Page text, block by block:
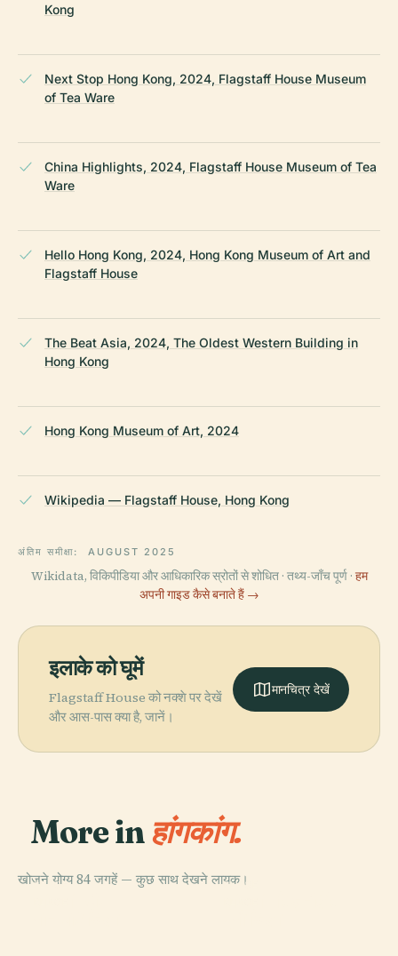
Kong
Next Stop Hong Kong, 2024, Flagstaff House Museum
of Tea Ware
China Highlights, 2024, Flagstaff House Museum of Tea
Ware
Hello Hong Kong, 2024, Hong Kong Museum of Art and
Flagstaff House
The Beat Asia, 2024, The Oldest Western Building in
Hong Kong
Hong Kong Museum of Art, 2024
Wikipedia — Flagstaff House, Hong Kong
अंतिम समीक्षा: AUGUST 2025
Wikidata, विकिपीडिया और आधिकारिक स्रोतों से शोधित · तथ्य-जाँच पूर्ण · हम
अपनी गाइड कैसे बनाते हैं →
इलाके को घूमें
Flagstaff House को नक्शे पर देखें
और आस-पास क्या है, जानें।
मानचित्र देखें
More inहांगकांग.
खोजने योग्य 84 जगहें — कुछ साथ देखने लायक।
PLACE PLACE